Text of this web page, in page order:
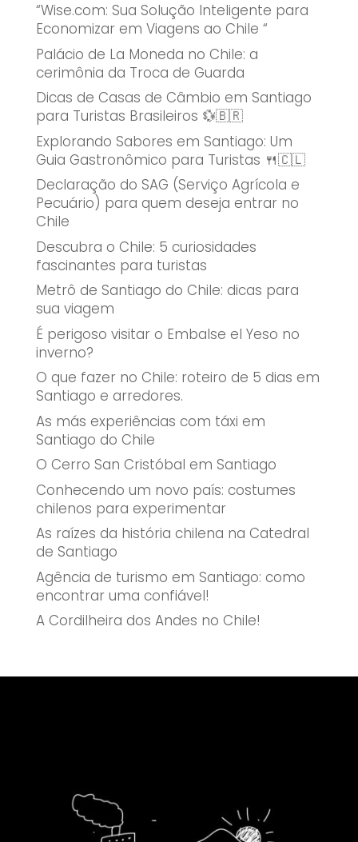
“Wise.com: Sua Solução Inteligente para
Economizar em Viagens ao Chile “
Palácio de La Moneda no Chile: a
cerimônia da Troca de Guarda
Dicas de Casas de Câmbio em Santiago
para Turistas Brasileiros 💱🇧🇷
Explorando Sabores em Santiago: Um
Guia Gastronômico para Turistas 🍴🇨🇱
Declaração do SAG (Serviço Agrícola e
Pecuário) para quem deseja entrar no
Chile
Descubra o Chile: 5 curiosidades
fascinantes para turistas
Metrô de Santiago do Chile: dicas para
sua viagem
É perigoso visitar o Embalse el Yeso no
inverno?
O que fazer no Chile: roteiro de 5 dias em
Santiago e arredores.
As más experiências com táxi em
Santiago do Chile
O Cerro San Cristóbal em Santiago
Conhecendo um novo país: costumes
chilenos para experimentar
As raízes da história chilena na Catedral
de Santiago
Agência de turismo em Santiago: como
encontrar uma confiável!
A Cordilheira dos Andes no Chile!